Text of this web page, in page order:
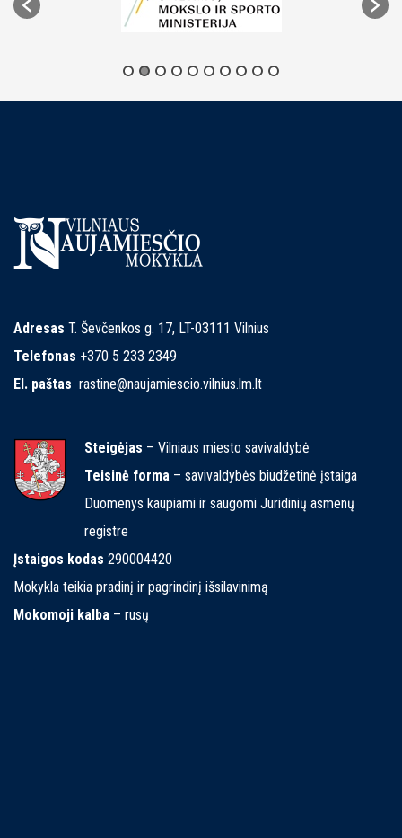
Adresas T. Ševčenkos g. 17, LT-03111 Vilnius
Telefonas +370 5 233 2349
El. paštas rastine@naujamiescio.vilnius.lm.lt
Steigėjas – Vilniaus miesto savivaldybė
Teisinė forma – savivaldybės biudžetinė įstaiga
Duomenys kaupiami ir saugomi Juridinių asmenų
registre
Įstaigos kodas 290004420
Mokykla teikia pradinį ir pagrindinį išsilavinimą
Mokomoji kalba – rusų